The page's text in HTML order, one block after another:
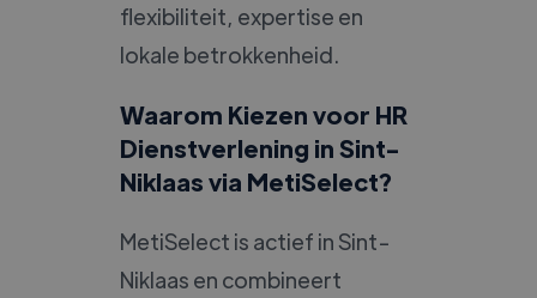
flexibiliteit, expertise en
lokale betrokkenheid.
Waarom Kiezen voor HR
Dienstverlening in Sint-
Niklaas via MetiSelect?
MetiSelect is actief in Sint-
Niklaas en combineert